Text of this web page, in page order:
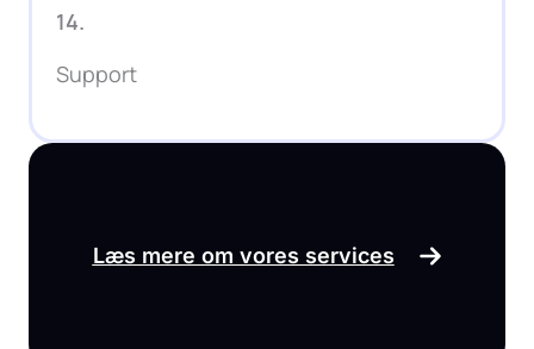
14.
Support
Læs mere om vores services